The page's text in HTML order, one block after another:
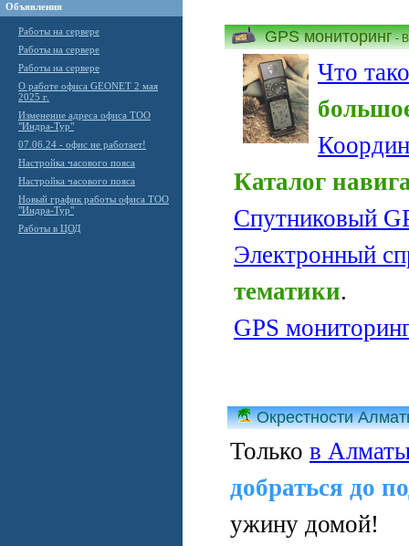
GPS мониторинг-
Что
Каталог
Спутниковый
Электронный
тематики.
GPS
Окрестности
Только в
добраться до
ужину домой!
Объявления
Работы на сервере
Работы на сервере
Работы на сервере
О работе офиса GEONET 2 мая
2025 г.
Изменение адреса офиса ТОО
"Индра-Тур"
07.06.24 - офис не работает!
Настройка часового пояса
Настройка часового пояса
Новый график работы офиса ТОО
"Индра-Тур"
Работы в ЦОД